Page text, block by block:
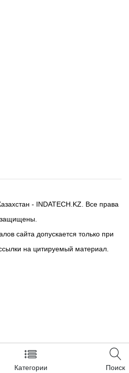
Категории Поиск
- INDATECH.KZ. Все права
защищены.
сайта допускается только при
на цитируемый материал.